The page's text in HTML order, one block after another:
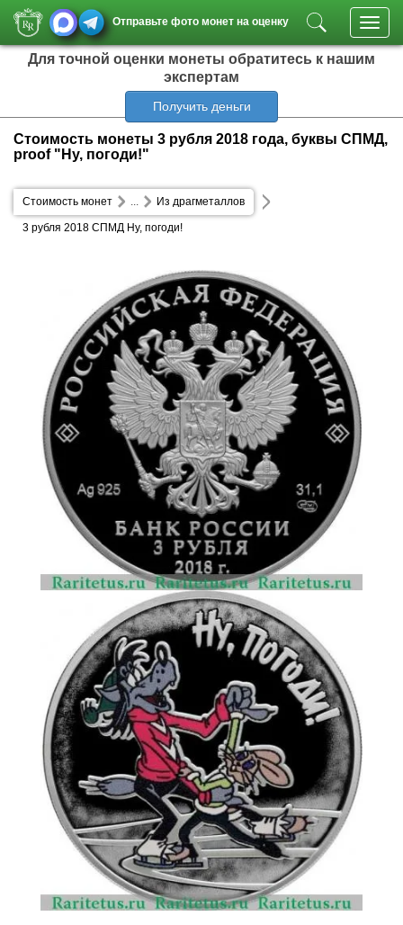
Отправьте фото монет на оценку
Для точной оценки монеты обратитесь к нашим
экспертам
Получить деньги
Стоимость монеты 3 рубля 2018 года, буквы СПМД,
proof "Ну, погоди!"
Стоимость монет Из драгметаллов
...
3 рубля 2018 СПМД Ну, погоди!